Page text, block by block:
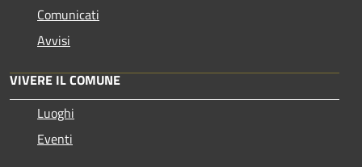
Comunicati
Avvisi
VIVERE IL COMUNE
Luoghi
Eventi